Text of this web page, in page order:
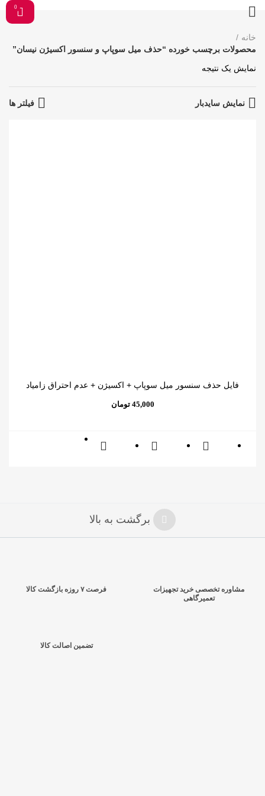
0
خانه
محصولات برچسب خورده “حذف میل سوپاپ و سنسور اکسیژن نیسان”
نمایش یک نتیجه
نمایش سایدبار فیلتر ها
فایل حذف سنسور میل سوپاپ + اکسیژن + عدم احتراق زامیاد
تومان
برگشت به بالا
فرصت ۷ روزه بازگشت کالا
مشاوره تخصصی خرید تجهیزات
تعمیرگاهی
تضمین اصالت کالا